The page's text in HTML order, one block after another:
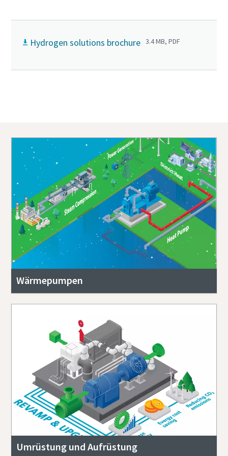
Hydrogen solutions brochure 3.4 MB, PDF
Wärmepumpen
Umrüstung und Aufrüstung